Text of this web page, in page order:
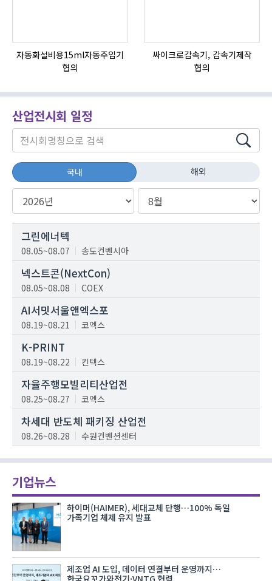
자동화설비용15ml자동주입기
협의
싸이크로감속기, 감속기제작
협의
산업전시회 일정
국내 해외
그린에너텍
08.05~08.07 송도컨벤시아
넥스트콘(NextCon)
08.05~08.08 COEX
AI서밋서울앤엑스포
08.19~08.21 코엑스
K-PRINT
08.19~08.22 킨텍스
자율주행모빌리티산업전
08.25~08.27 코엑스
차세대 반도체 패키징 산업전
08.26~08.28 수원컨벤션센터
기업뉴스
하이머(HAIMER), 세대교체 단행…100% 독일
가족기업 체제 유지 발표
제조업 AI 도입, 데이터 연결부터 운영까지…